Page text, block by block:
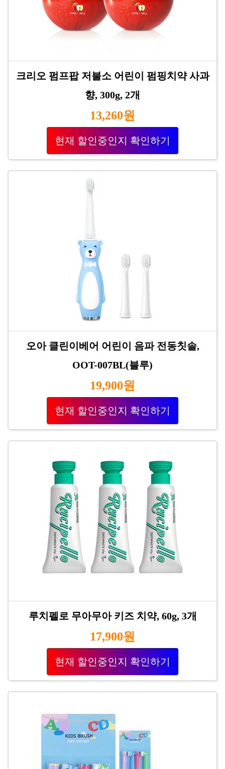
크리오 펌프팝 저불소 어린이 펌핑치약 사과
향, 300g, 2개
13,260원
현재 할인중인지 확인하기
오아 클린이베어 어린이 음파 전동칫솔,
OOT-007BL(블루)
19,900원
현재 할인중인지 확인하기
루치펠로 무아무아 키즈 치약, 60g, 3개
17,900원
현재 할인중인지 확인하기